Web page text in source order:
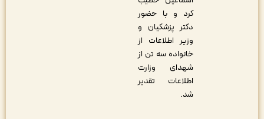
کرد و با حضور
دکتر پزشکیان و
وزیر اطلاعات از
خانواده سه تن از
شهدای وزارت
اطلاعات تقدیر